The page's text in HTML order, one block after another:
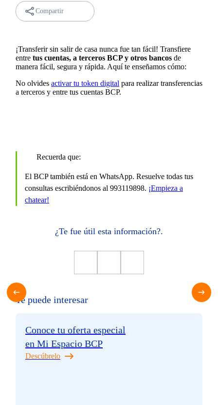
Compartir
¡Transferir sin salir de casa nunca fue tan fácil! Transfiere
entre tus cuentas, a terceros BCP y otros bancos de
manera fácil, segura y rápida. Aquí te enseñamos cómo:
No olvides activar tu token digital para realizar transferencias
a terceros y entre tus cuentas BCP.
Recuerda que:
El BCP también está en WhatsApp. Resuelve todas tus
consultas escribiéndonos al 993119898. ¡Empieza a
chatear!
¿Te fue útil esta información?.
Te puede interesar
Conoce tu oferta especial
en Mi Espacio BCP
Descúbrelo